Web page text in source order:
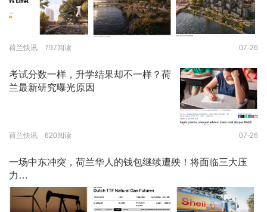
荷兰快讯 797阅读 07-26
考试分数一样，升学结果却不一样？荷
兰最新研究曝光原因
荷兰快讯 620阅读 07-26
一场中东冲突，荷兰华人的钱包继续遭殃！将面临三大压
力…